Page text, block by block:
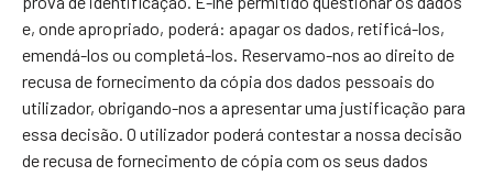
e, onde apropriado, poderá: apagar os dados, retificá-los,
emendá-los ou completá-los. Reservamo-nos ao direito de
recusa de fornecimento da cópia dos dados pessoais do
utilizador, obrigando-nos a apresentar uma justificação para
essa decisão. O utilizador poderá contestar a nossa decisão
de recusa de fornecimento de cópia com os seus dados